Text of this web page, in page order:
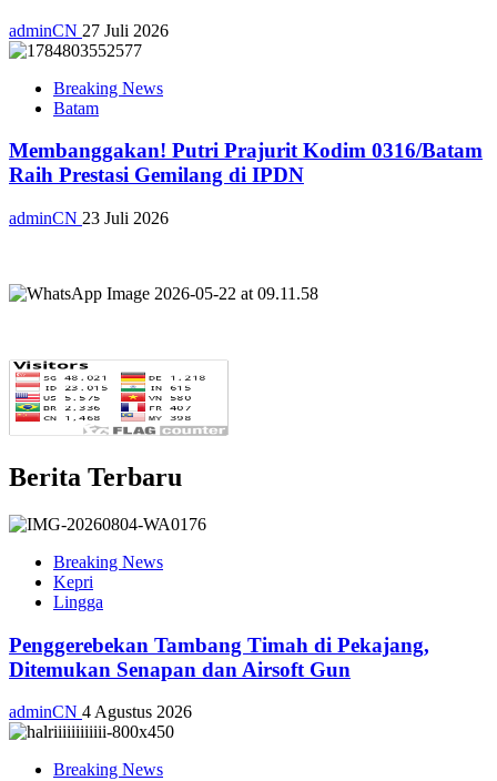
adminCN 27 Juli 2026
Breaking News
Batam
Membanggakan! Putri Prajurit Kodim 0316/Batam
Raih Prestasi Gemilang di IPDN
adminCN 23 Juli 2026
Berita Terbaru
Breaking News
Kepri
Lingga
Penggerebekan Tambang Timah di Pekajang,
Ditemukan Senapan dan Airsoft Gun
adminCN 4 Agustus 2026
Breaking News